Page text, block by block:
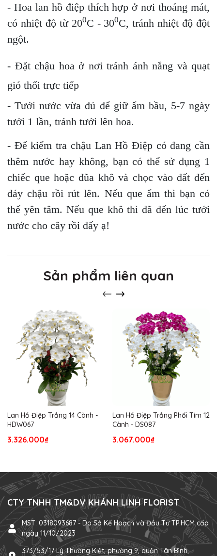
- Hoa lan hồ điệp thích hợp ở nơi thoáng mát,
có nhiệt độ từ 200C - 300C, tránh nhiệt độ đột
ngột.
- Đặt chậu hoa ở nơi tránh ánh nắng và quạt
gió thổi trực tiếp
- Tưới nước vừa đủ để giữ ẩm bầu, 5-7 ngày
tưới 1 lần, tránh tưới lên hoa.
- Để kiểm tra chậu Lan Hồ Điệp có đang cần
thêm nước hay không, bạn có thể sử dụng 1
chiếc que hoặc đũa khô và chọc vào đất đến
đáy chậu rồi rút lên. Nếu que ẩm thì bạn có
thể yên tâm. Nếu que khô thì đã đến lúc tưới
nước cho cây rồi đấy ạ!
Sản phẩm liên quan
Lan Hồ Điệp Trắng 14 Cành -
HDW067
3.326.000₫
Lan Hồ Điệp Trắng Phối Tím 12
Cành - DS087
3.067.000₫
CTY TNHH TM&DV KHÁNH LINH FLORIST
MST: 0318093687 - Do Sở Kế Hoạch và Đầu Tư TP.HCM cấp
ngày 11/10/2023
373/53/17 Lý Thường Kiệt, phường 9, quận Tân Bình,